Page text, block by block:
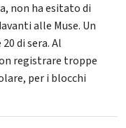
non ha esitato di
alle Muse. Un
di sera. Al
registrare troppe
per i blocchi